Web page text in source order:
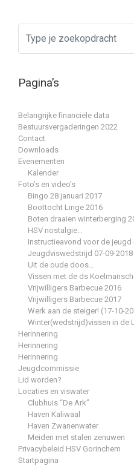
Pagina’s
Belangrijke financiële data
Bestuursvergaderingen 2022
Contact
Downloads
Evenementen
Kalender
Foto’s en video’s
Bingo 28 januari 2017
Boottocht Linge 2016
Boten draaien winterberging
HSV nostalgie…
Instructieavond voor de jeugd
Jeugdviswedstrijd 07-09-2018
Uit de oude doos…
Vissen met de ds
Vrijwilligers Barbecue 2016
Vrijwilligers Barbecue 2017
Werk aan de steiger! (17-10-
Winter(wedstrijd)vissen in de
Herinnering
Herinnering
Herinnering
Jeugdcommissie
Lid worden?
Locaties en viswater
Clubhuis “De Ark”
Haven Kaliwaal
Haven Zwanenwater
Meiden met stalen zenuwen
Privacybeleid HSV Gorinchem
Startpagina